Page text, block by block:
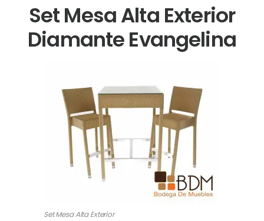
Set Mesa Alta Exterior
Diamante Evangelina
Set Mesa Alta Exterior